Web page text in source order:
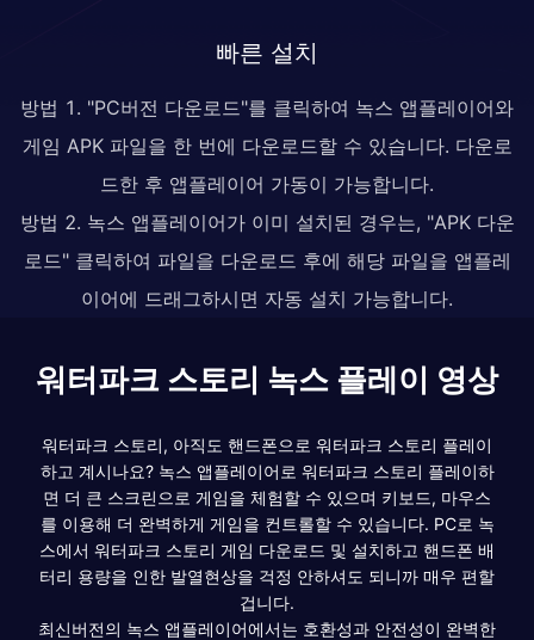
빠른 설치
방법 1. "PC버전 다운로드"를 클릭하여 녹스 앱플레이어와
게임 APK 파일을 한 번에 다운로드할 수 있습니다. 다운로
드한 후 앱플레이어 가동이 가능합니다.
방법 2. 녹스 앱플레이어가 이미 설치된 경우는, "APK 다운
로드" 클릭하여 파일을 다운로드 후에 해당 파일을 앱플레
이어에 드래그하시면 자동 설치 가능합니다.
워터파크 스토리 녹스 플레이 영상
워터파크 스토리, 아직도 핸드폰으로 워터파크 스토리 플레이
하고 계시나요? 녹스 앱플레이어로 워터파크 스토리 플레이하
면 더 큰 스크린으로 게임을 체험할 수 있으며 키보드, 마우스
를 이용해 더 완벽하게 게임을 컨트롤할 수 있습니다. PC로 녹
스에서 워터파크 스토리 게임 다운로드 및 설치하고 핸드폰 배
터리 용량을 인한 발열현상을 걱정 안하셔도 되니까 매우 편할
겁니다.
최신버전의 녹스 앱플레이어에서는 호환성과 안전성이 완벽한